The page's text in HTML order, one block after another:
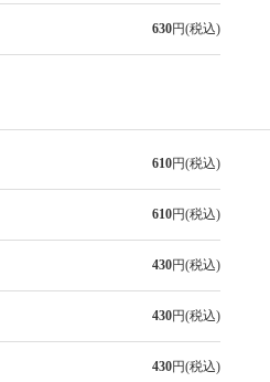
630円(税込)
610円(税込)
610円(税込)
430円(税込)
430円(税込)
430円(税込)